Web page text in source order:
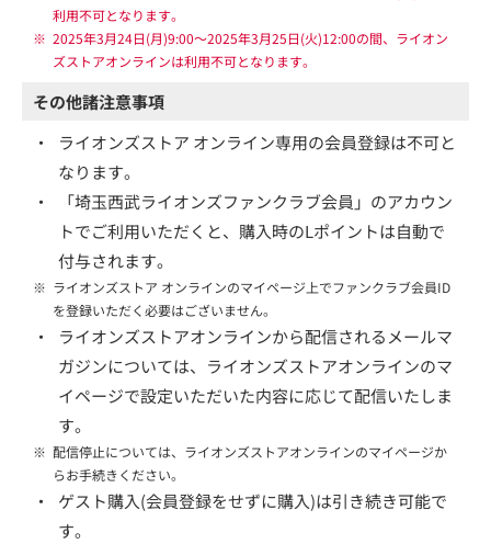
利用不可となります。
※ 2025年3月24日(月)9:00～2025年3月25日(火)12:00の間、ライオン
ズストアオンラインは利用不可となります。
その他諸注意事項
・
ライオンズストア オンライン専用の会員登録は不可と
なります。
・
「埼玉西武ライオンズファンクラブ会員」のアカウン
トでご利用いただくと、購入時のLポイントは自動で
付与されます。
※ ライオンズストア オンラインのマイページ上でファンクラブ会員ID
を登録いただく必要はございません。
・
ライオンズストアオンラインから配信されるメールマ
ガジンについては、ライオンズストアオンラインのマ
イページで設定いただいた内容に応じて配信いたしま
す。
※ 配信停止については、ライオンズストアオンラインのマイページか
らお手続きください。
・
ゲスト購入(会員登録をせずに購入)は引き続き可能で
す。